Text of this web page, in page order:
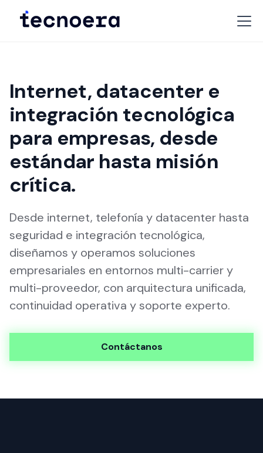
Internet, datacenter e
integración tecnológica
para empresas, desde
estándar hasta misión
crítica.
Desde internet, telefonía y datacenter hasta
seguridad e integración tecnológica,
diseñamos y operamos soluciones
empresariales en entornos multi-carrier y
multi-proveedor, con arquitectura unificada,
continuidad operativa y soporte experto.
Contáctanos